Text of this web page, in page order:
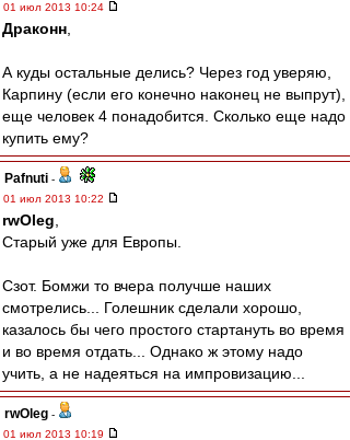
01 июл 2013 10:24
Драконн
А куды остальные делись? Через год уверяю,
Карпину (если его конечно наконец не выпрут),
еще человек 4 понадобится. Сколько еще надо
купить ему?
Pafnuti -
01 июл 2013 10:22
rwOleg
Старый уже для Европы.
Сзот. Бомжи то вчера получше наших
смотрелись... Голешник сделали хорошо,
казалось бы чего простого стартануть во время
и во время отдать... Однако ж этому надо
учить, а не надеяться на импровизацию...
rwOleg -
01 июл 2013 10:19